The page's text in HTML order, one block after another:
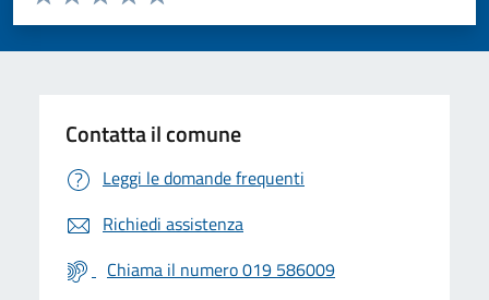
Valuta 5 stelle su 5
Valuta 4 stelle su 5
Valuta 3 stelle su 5
Valuta 2 stelle su 5
Valuta 1 stelle su 5
Contatta il comune
Leggi le domande frequenti
Richiedi assistenza
Chiama il numero 019 586009